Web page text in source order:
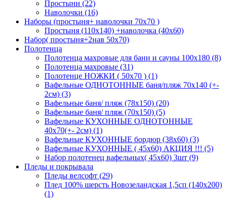
Простыни (22)
Наволочки (16)
Наборы (простыня+ наволочки 70х70 )
Простыня (110х140) +наволочка (40х60)
Набор( простыня+2нав 50х70)
Полотенца
Полотенца махровые для бани и сауны 100х180 (8)
Полотенца махровые (31)
Полотенце НОЖКИ ( 50х70 ) (1)
Вафельные ОДНОТОННЫЕ баня/пляж 70х140 (+-
2см) (3)
Вафельные баня/ пляж (78х150) (20)
Вафельные баня/ пляж (70х150) (5)
Вафельные КУХОННЫЕ ОДНОТОННЫЕ
40х70(+- 2см) (1)
Вафельные КУХОННЫЕ бордюр (38х60) (3)
Вафельные КУХОННЫЕ ( 45х60) АКЦИЯ !!! (5)
Набор полотенец вафельных( 45х60) 3шт (9)
Пледы и покрывала
Пледы велсофт (29)
Плед 100% шерсть Новозеландская 1,5сп (140х200)
(1)